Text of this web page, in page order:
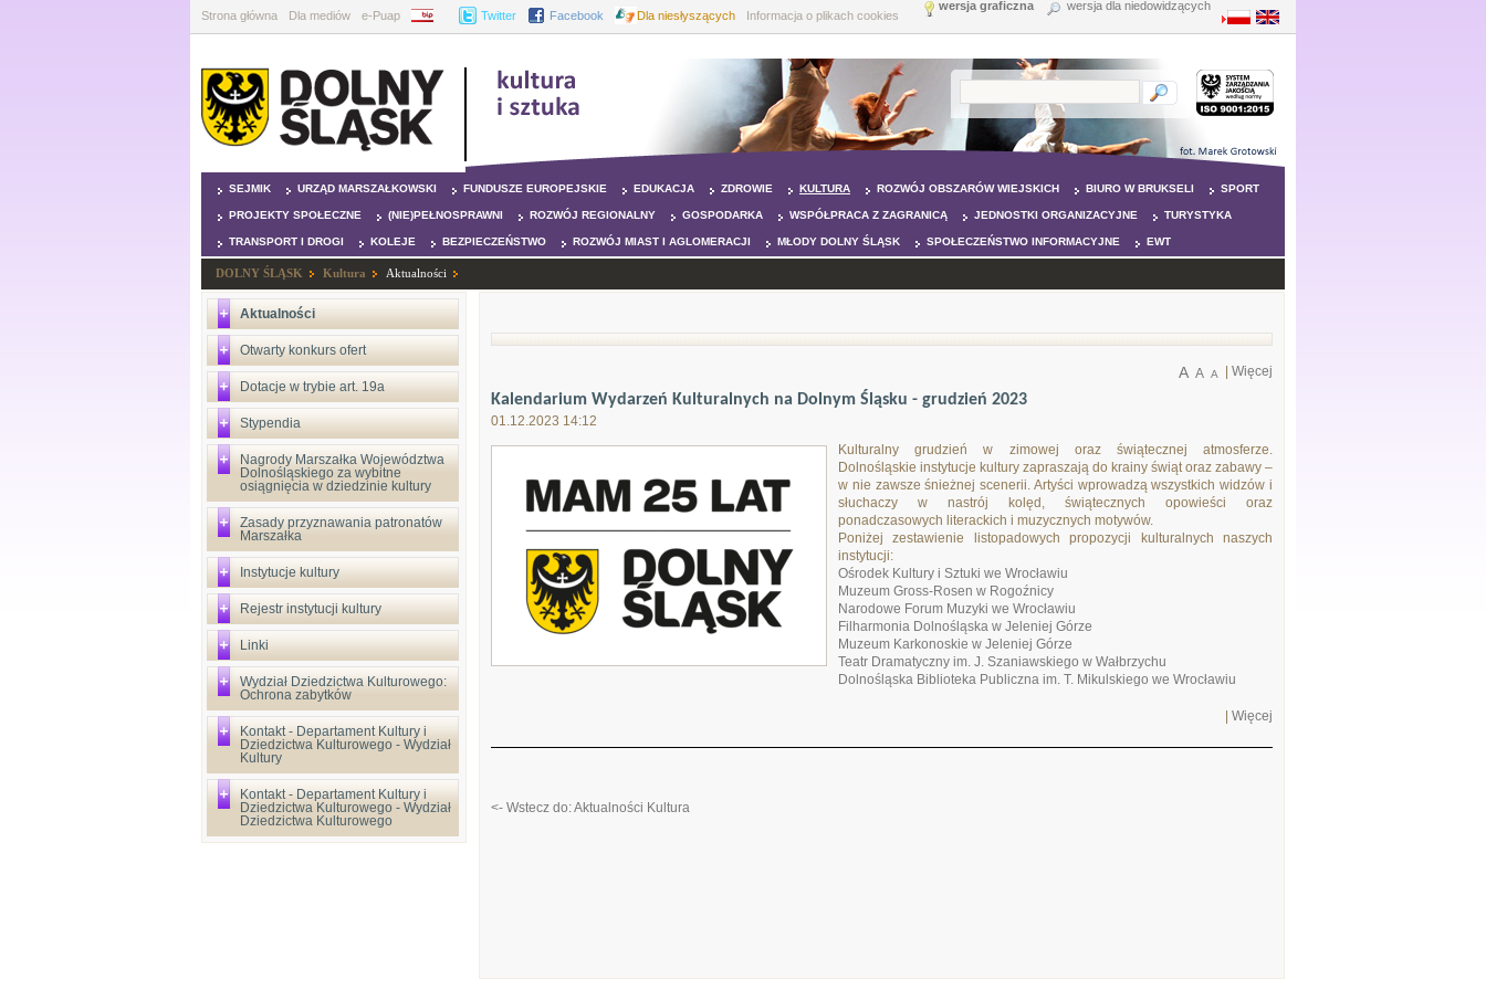
Strona główna Dla mediów e-Puap BIP Twitter Facebook Dla niesłyszących Informacja o plikach cookies
wersja graficzna wersja dla niedowidzących
SEJMIK URZĄD MARSZAŁKOWSKI FUNDUSZE EUROPEJSKIE EDUKACJA ZDROWIE KULTURA ROZWÓJ OBSZARÓW WIEJSKICH BIURO W BRUKSELI SPORT
PROJEKTY SPOŁECZNE (NIE)PEŁNOSPRAWNI ROZWÓJ REGIONALNY GOSPODARKA WSPÓŁPRACA Z ZAGRANICĄ JEDNOSTKI ORGANIZACYJNE TURYSTYKA
TRANSPORT I DROGI KOLEJE BEZPIECZEŃSTWO ROZWÓJ MIAST I AGLOMERACJI MŁODY DOLNY ŚLĄSK SPOŁECZEŃSTWO INFORMACYJNE EWT
DOLNY ŚLĄSK Kultura Aktualności
Aktualności
Otwarty konkurs ofert
Dotacje w trybie art. 19a
Stypendia
Nagrody Marszałka Województwa
Dolnośląskiego za wybitne
osiągnięcia w dziedzinie kultury
Zasady przyznawania patronatów
Marszałka
Instytucje kultury
Rejestr instytucji kultury
Linki
Wydział Dziedzictwa Kulturowego:
Ochrona zabytków
Kontakt - Departament Kultury i
Dziedzictwa Kulturowego - Wydział
Kultury
Kontakt - Departament Kultury i
Dziedzictwa Kulturowego - Wydział
Dziedzictwa Kulturowego
Więcej
A A A
Kalendarium Wydarzeń Kulturalnych na Dolnym Śląsku - grudzień 2023
01.12.2023 14:12
Kulturalny grudzień w zimowej oraz świątecznej atmosferze.
Dolnośląskie instytucje kultury zapraszają do krainy świąt oraz zabawy –
w nie zawsze śnieżnej scenerii. Artyści wprowadzą wszystkich widzów i
słuchaczy w nastrój kolęd, świątecznych opowieści oraz
ponadczasowych literackich i muzycznych motywów.
Poniżej zestawienie listopadowych propozycji kulturalnych naszych
instytucji:
Ośrodek Kultury i Sztuki we Wrocławiu
Muzeum Gross-Rosen w Rogoźnicy
Narodowe Forum Muzyki we Wrocławiu
Filharmonia Dolnośląska w Jeleniej Górze
Muzeum Karkonoskie w Jeleniej Górze
Teatr Dramatyczny im. J. Szaniawskiego w Wałbrzychu
Dolnośląska Biblioteka Publiczna im. T. Mikulskiego we Wrocławiu
Więcej
<- Wstecz do: Aktualności Kultura